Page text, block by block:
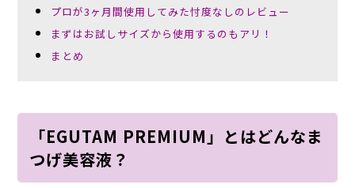
プロが3ヶ月間使用してみた忖度なしのレビュー
まずはお試しサイズから使用するのもアリ！
まとめ
「EGUTAM PREMIUM」とはどんなま
つげ美容液？